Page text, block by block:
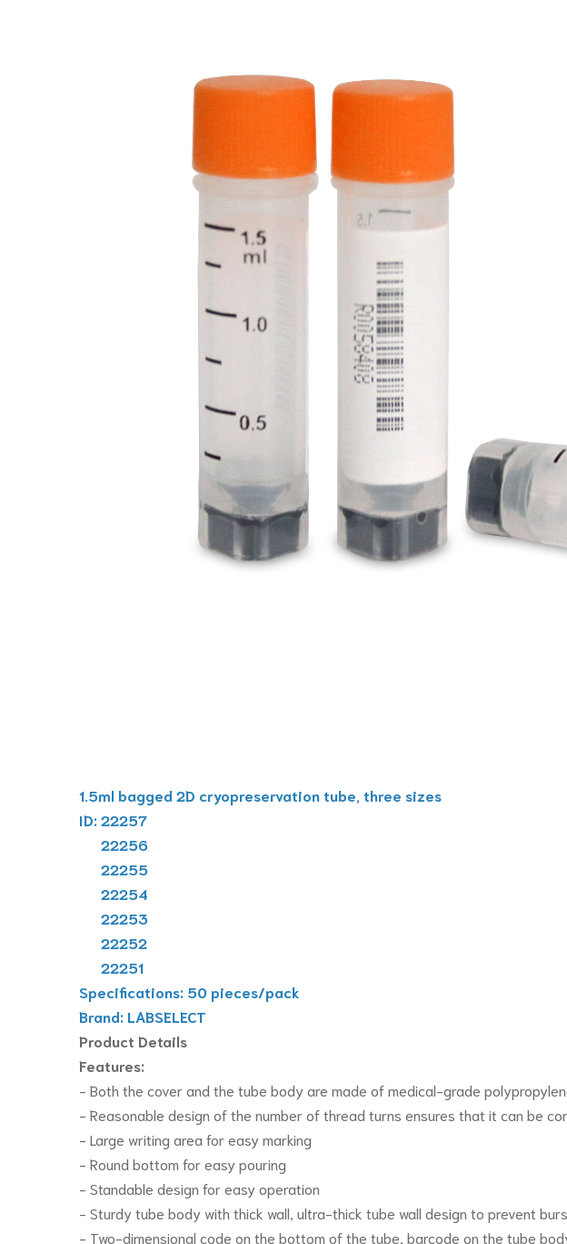
1.5ml bagged 2D cryopreservation tube, three sizes
ID: 22257
22256
22255
22254
22253
22252
22251
Specifications: 50 pieces/pack
Brand: LABSELECT
Product Details
Features:
- Both the cover and the tube body are made of medical-grade
- Reasonable design of the number of thread turns ensures that it can be
- Large writing area for easy marking
- Round bottom for easy pouring
- Standable design for easy operation
- Sturdy tube body with thick wall, ultra-thick tube wall design to prevent
- Two-dimensional code on the bottom of the tube, barcode on the tube